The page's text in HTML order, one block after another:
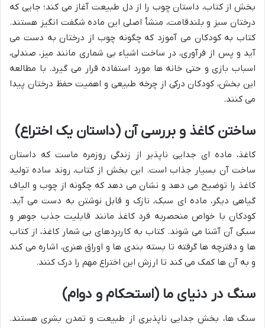
بخش از کتاب، داستان چوب را از دل طبیعت آغاز می کند؛ جایی که
درختان سبز و بلندقامت، منشأ اصلی این ماده شگفت انگیز هستند.
کتاب به کودکان می آموزد که چگونه چوب از درختان به دست می
آید و پس از فرآوری، در ساخت اشیاء بی شماری مانند میز، صندلی،
اسباب بازی و حتی خانه ها مورد استفاده قرار می گیرد. با مطالعه
این بخش، کودکان درکی از چرخه طبیعی و اهمیت حفظ درختان پیدا
می کنند.
ساختن کاغذ و بررسی آن (داستان یک اختراع)
کاغذ، ماده ای جدایی ناپذیر از زندگی روزمره ماست که داستان
ساخت آن بسیار جذاب است. این بخش از کتاب، روند ساده تولید
کاغذ را توضیح می دهد و نشان می دهد که چگونه از چوب و الیاف
گیاهی دیگر، ماده ای سبک، نازک و قابل نوشتن به دست می آید.
کودکان با خواص منحصربه فرد کاغذ مانند قابلیت جذب جوهر و
سبکی آن آشنا می شوند. کتاب به کاربردهای بی شمار کاغذ، از کتاب
ها و دفترچه ها گرفته تا بسته بندی ها و اوراق هنری، اشاره می کند
و به آن ها کمک می کند تا ارزش این اختراع مهم را درک کنند.
سنگ در دنیای ما (استحکام و دوام)
سنگ ها، بخش جدایی ناپذیری از طبیعت و تمدن بشری هستند.